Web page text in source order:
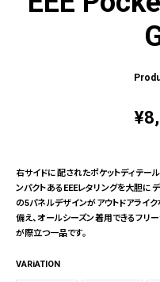
¥
右サイドに配されたポケットディテー
ンパクトあるEEEレタリングを大胆に
の5パネルデザインがアウトドアライ
備え、オールシーズン着用できるフリ
が際立つ一品です。
VARiATION